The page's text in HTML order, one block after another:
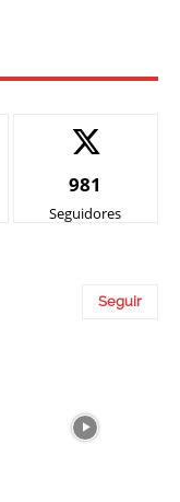
981
Seguidores
Seguir